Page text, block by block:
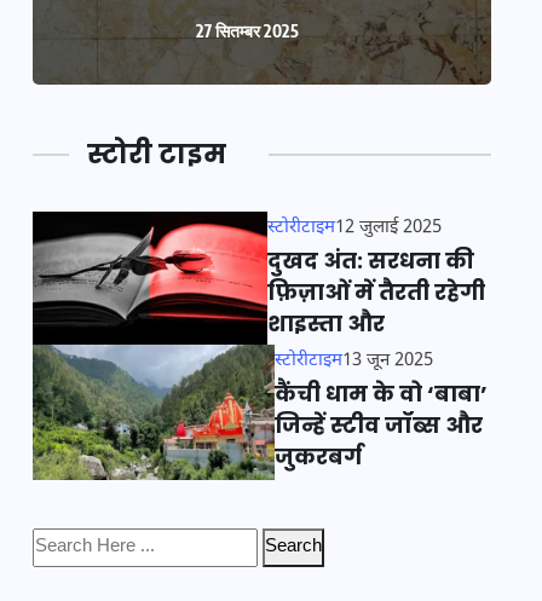
27 सितम्बर 2025
स्टोरी टाइम
स्टोरीटाइम12 जुलाई 2025
दुखद अंत: सरधना की
फ़िज़ाओं में तैरती रहेगी
शाइस्ता और
स्टोरीटाइम13 जून 2025
कैंची धाम के वो ‘बाबा’
जिन्हें स्टीव जॉब्स और
जुकरबर्ग
Search